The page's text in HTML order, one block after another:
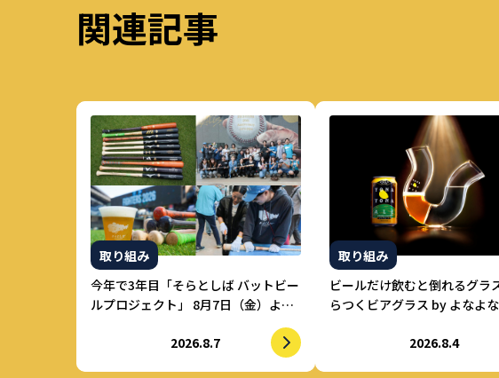
関連記事
取り組み
今年で3年目「そらとしば バットビー
ルプロジェクト」 8月7日（金）より
参加者募集開始 初の道外イベントも
2026.8.7
取り組み
ビールだけ飲むと倒れるグラ
らつくビアグラス by よなよ
ル」 強制的に水を飲まされ
けで適正飲酒を実現
2026.8.4